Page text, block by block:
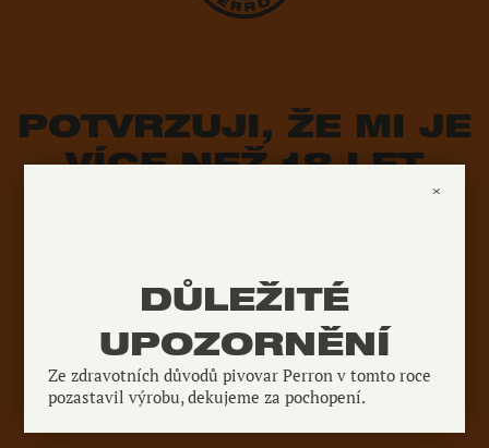
POTVRZUJI, ŽE MI JE
VÍCE NEŽ 18 LET
×
DŮLEŽITÉ
UPOZORNĚNÍ
Ze zdravotních důvodů pivovar Perron v tomto roce
pozastavil výrobu, dekujeme za pochopení.